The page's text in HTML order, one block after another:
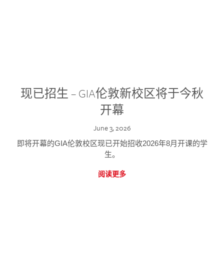
现已招生 – GIA伦敦新校区将于今秋
开幕
June 3, 2026
即将开幕的GIA伦敦校区现已开始招收2026年8月开课的学
生。
阅读更多